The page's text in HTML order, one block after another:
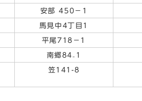
安部 450－1
馬見中4丁目1
平尾718－1
南郷84₋1
笠141-8